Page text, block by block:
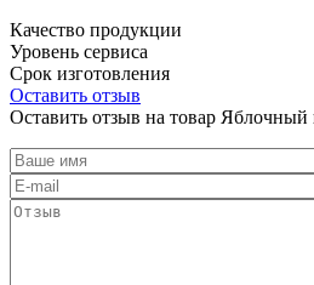
Качество продукции
Уровень сервиса
Срок изготовления
Оставить отзыв
Оставить отзыв на товар Яблочный